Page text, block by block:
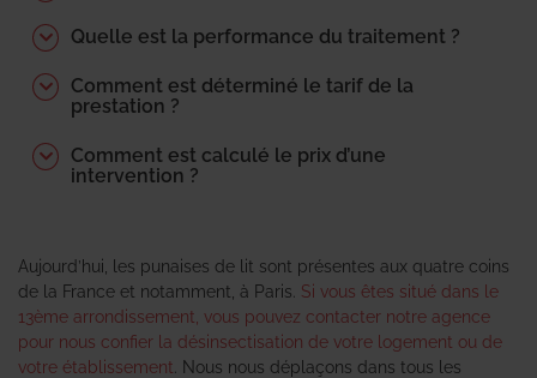
Quelle est la performance du traitement ?
Comment est déterminé le tarif de la
prestation ?
Comment est calculé le prix d’une
intervention ?
Aujourd’hui, les punaises de lit sont présentes aux quatre coins
de la France et notamment, à Paris. Si vous êtes situé dans le
13ème arrondissement, vous pouvez contacter notre agence
pour nous confier la désinsectisation de votre logement ou de
votre établissement . Nous nous déplaçons dans tous les